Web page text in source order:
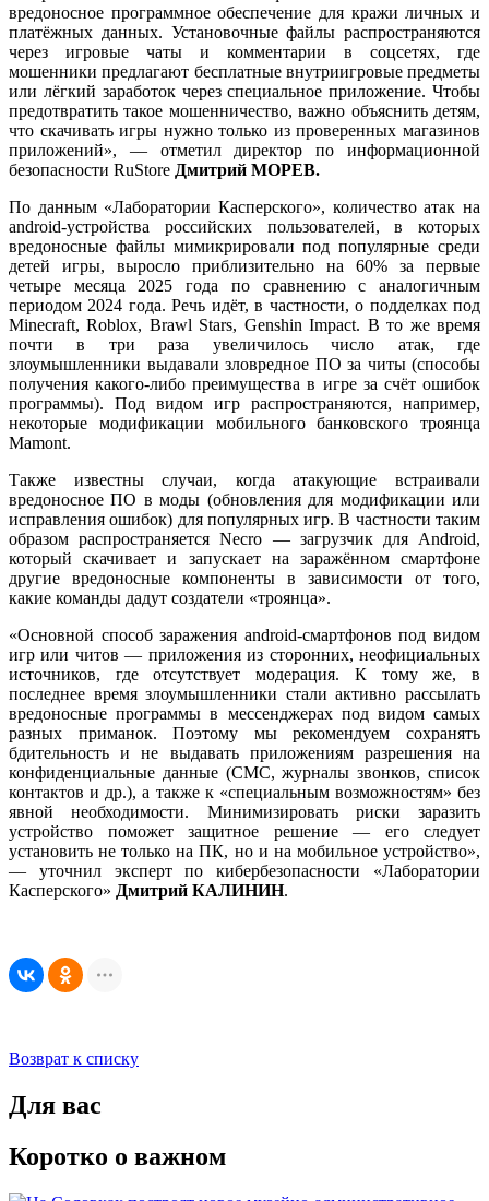
вредоносное программное обеспечение для кражи личных и
платёжных данных. Установочные файлы распространяются
через игровые чаты и комментарии в соцсетях, где
мошенники предлагают бесплатные внутриигровые предметы
или лёгкий заработок через специальное приложение. Чтобы
предотвратить такое мошенничество, важно объяснить детям,
что скачивать игры нужно только из проверенных магазинов
приложений», — отметил директор по информационной
безопасности RuStore Дмитрий МОРЕВ.
По данным «Лаборатории Касперского», количество атак на
android-устройства российских пользователей, в которых
вредоносные файлы мимикрировали под популярные среди
детей игры, выросло приблизительно на 60% за первые
четыре месяца 2025 года по сравнению с аналогичным
периодом 2024 года. Речь идёт, в частности, о подделках под
Minecraft, Roblox, Brawl Stars, Genshin Impact. В то же время
почти в три раза увеличилось число атак, где
злоумышленники выдавали зловредное ПО за читы (способы
получения какого-либо преимущества в игре за счёт ошибок
программы). Под видом игр распространяются, например,
некоторые модификации мобильного банковского троянца
Mamont.
Также известны случаи, когда атакующие встраивали
вредоносное ПО в моды (обновления для модификации или
исправления ошибок) для популярных игр. В частности таким
образом распространяется Necro — загрузчик для Android,
который скачивает и запускает на заражённом смартфоне
другие вредоносные компоненты в зависимости от того,
какие команды дадут создатели «троянца».
«Основной способ заражения android-смартфонов под видом
игр или читов — приложения из сторонних, неофициальных
источников, где отсутствует модерация. К тому же, в
последнее время злоумышленники стали активно рассылать
вредоносные программы в мессенджерах под видом самых
разных приманок. Поэтому мы рекомендуем сохранять
бдительность и не выдавать приложениям разрешения на
конфиденциальные данные (СМС, журналы звонков, список
контактов и др.), а также к «специальным возможностям» без
явной необходимости. Минимизировать риски заразить
устройство поможет защитное решение — его следует
установить не только на ПК, но и на мобильное устройство»,
— уточнил эксперт по кибербезопасности «Лаборатории
Касперского» Дмитрий КАЛИНИН.
Возврат к списку
Для вас
Коротко о важном